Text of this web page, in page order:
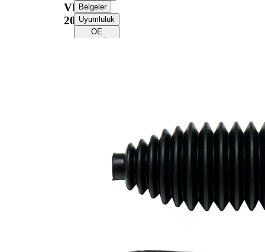
VKJP
2032
Belgeler
Uyumluluk
OE
numaraları
mm